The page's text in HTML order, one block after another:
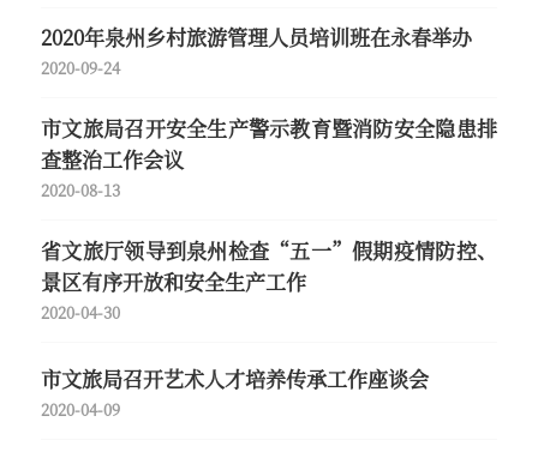
2020年泉州乡村旅游管理人员培训班在永春举办
2020-09-24
市文旅局召开安全生产警示教育暨消防安全隐患排
查整治工作会议
2020-08-13
省文旅厅领导到泉州检查“五一”假期疫情防控、
景区有序开放和安全生产工作
2020-04-30
市文旅局召开艺术人才培养传承工作座谈会
2020-04-09